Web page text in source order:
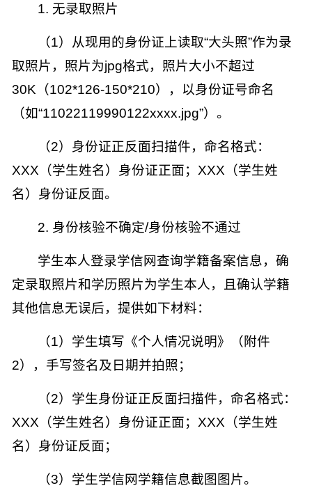
1. 无录取照片
（1）从现用的身份证上读取“大头照”作为录
取照片，照片为jpg格式，照片大小不超过
30K （102*126-150*210），以身份证号命名
（如“11022119990122xxxx.jpg”）。
（2）身份证正反面扫描件，命名格式：
XXX （学生姓名）身份证正面； XXX （学生姓
名）身份证反面。
2. 身份核验不确定/身份核验不通过
学生本人登录学信网查询学籍备案信息，确
定录取照片和学历照片为学生本人，且确认学籍
其他信息无误后，提供如下材料：
（1）学生填写《个人情况说明》（附件
2），手写签名及日期并拍照；
（2）学生身份证正反面扫描件，命名格式：
XXX （学生姓名）身份证正面； XXX （学生姓
名）身份证反面；
（3）学生学信网学籍信息截图图片。